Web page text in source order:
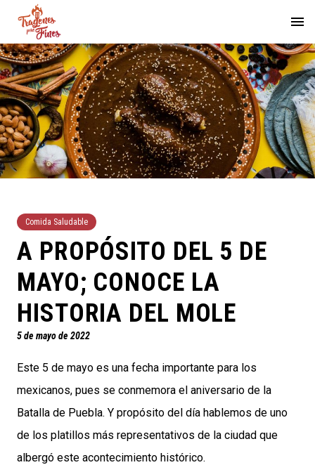
Comida Saludable
A PROPÓSITO DEL 5 DE
MAYO; CONOCE LA
HISTORIA DEL MOLE
5 de mayo de 2022
Este 5 de mayo es una fecha importante para los
mexicanos, pues se conmemora el aniversario de la
Batalla de Puebla. Y propósito del día hablemos de uno
de los platillos más representativos de la ciudad que
albergó este acontecimiento histórico.